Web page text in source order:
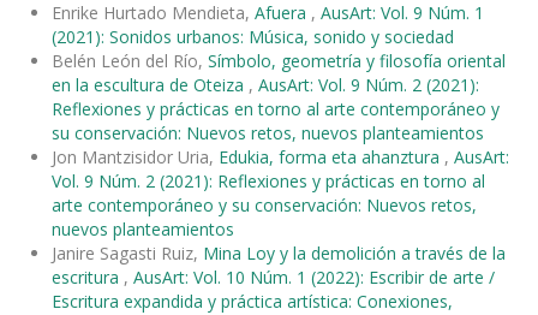
Enrike Hurtado Mendieta, Afuera , AusArt: Vol. 9 Núm. 1
(2021): Sonidos urbanos: Música, sonido y sociedad
Belén León del Río, Símbolo, geometría y filosofía oriental
en la escultura de Oteiza , AusArt: Vol. 9 Núm. 2 (2021):
Reflexiones y prácticas en torno al arte contemporáneo y
su conservación: Nuevos retos, nuevos planteamientos
Jon Mantzisidor Uria, Edukia, forma eta ahanztura , AusArt:
Vol. 9 Núm. 2 (2021): Reflexiones y prácticas en torno al
arte contemporáneo y su conservación: Nuevos retos,
nuevos planteamientos
Janire Sagasti Ruiz, Mina Loy y la demolición a través de la
escritura , AusArt: Vol. 10 Núm. 1 (2022): Escribir de arte /
Escritura expandida y práctica artística: Conexiones,